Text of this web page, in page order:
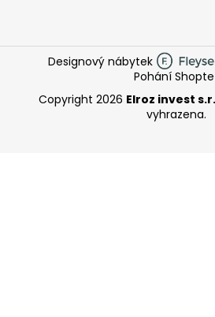
Designový nábytek
Pohání
Copyright 2026 Elroz invest
vyhrazena.